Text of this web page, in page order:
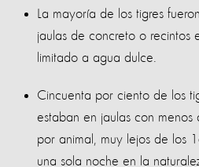
La mayoría de los tigres
jaulas de concreto o recintos
limitado a agua dulce.
Cincuenta por ciento de los
estaban en jaulas con
por animal, muy lejos de los
una sola noche en la